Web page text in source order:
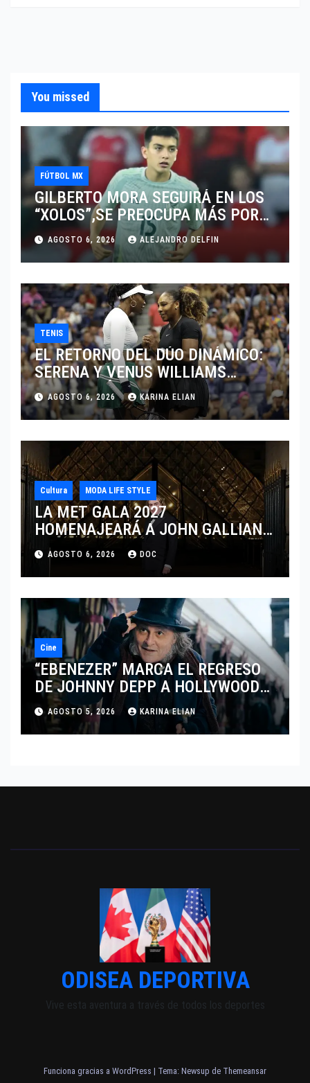
You missed
FÚTBOL MX
GILBERTO MORA SEGUIRÁ EN LOS
“XOLOS”,SE PREOCUPA MÁS POR
JUGAR EN SU EQUIPO.
AGOSTO 6, 2026 ALEJANDRO DELFIN
TENIS
EL RETORNO DEL DÚO DINÁMICO:
SERENA Y VENUS WILLIAMS
DISPUTARÁN LOS DOBLES EN
CINCINNATI 2026
AGOSTO 6, 2026 KARINA ELIAN
Cultura MODA LIFE STYLE
LA MET GALA 2027
HOMENAJEARÁ A JOHN GALLIANO
MARCANDO EL REGRESO DEL REY
DEL DRAMATISMO
AGOSTO 6, 2026 DOC
Cine
“EBENEZER” MARCA EL REGRESO
DE JOHNNY DEPP A HOLLYWOOD
TRAS SU PASO POR EL CINE
INDEPENDIENTE EUROPEO
AGOSTO 5, 2026 KARINA ELIAN
ODISEA DEPORTIVA
Vive esta aventura a través de todos los deportes
Funciona gracias a WordPress | Tema: Newsup de Themeansar